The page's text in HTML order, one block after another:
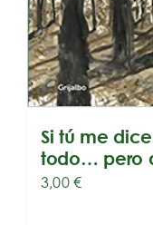
Si tú me
todo… pero
3,00€